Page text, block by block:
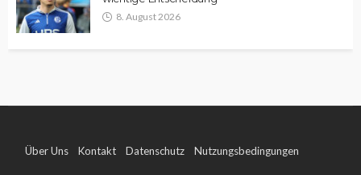
8. August 2026
Über Uns Kontakt Datenschutz Nutzungsbedingungen